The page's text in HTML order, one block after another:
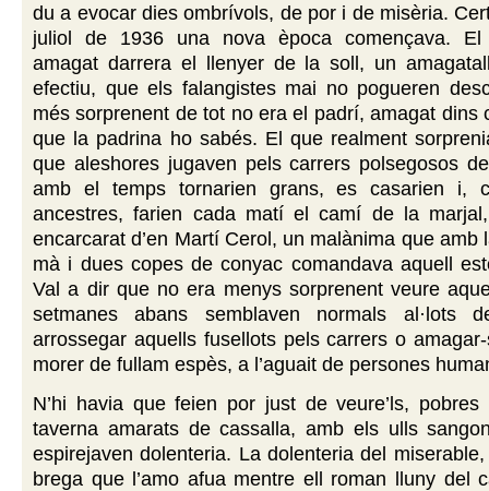
du a evocar dies ombrívols, de por i de misèria.
juliol de 1936 una nova època començava. El
amagat darrera el llenyer de la soll, un
efectiu, que els falangistes mai no pogueren
més sorprenent de tot no era el padrí, amagat dins
que la padrina ho sabés. El que realment
que aleshores jugaven pels carrers polsegosos
amb el temps tornarien grans, es casarien i,
ancestres, farien cada matí el camí de la
encarcarat d’en Martí Cerol, un malànima que amb
mà i dues copes de conyac comandava aquell
Val a dir que no era menys sorprenent veure
setmanes abans semblaven normals al·lots
arrossegar aquells fusellots pels carrers o
morer de fullam espès, a l’aguait de persones
N’hi havia que feien por just de veure’ls, pobres
taverna amarats de cassalla, amb els ulls
espirejaven dolenteria. La dolenteria del
brega que l’amo afua mentre ell roman lluny del